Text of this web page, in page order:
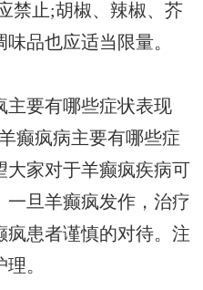
禁止;胡椒、辣椒、芥
品也应适当限量。
主要有哪些症状表现
癫疯病主要有哪些症
家对于羊癫疯疾病可
一旦羊癫疯发作，治疗
疯患者谨慎的对待。注
。